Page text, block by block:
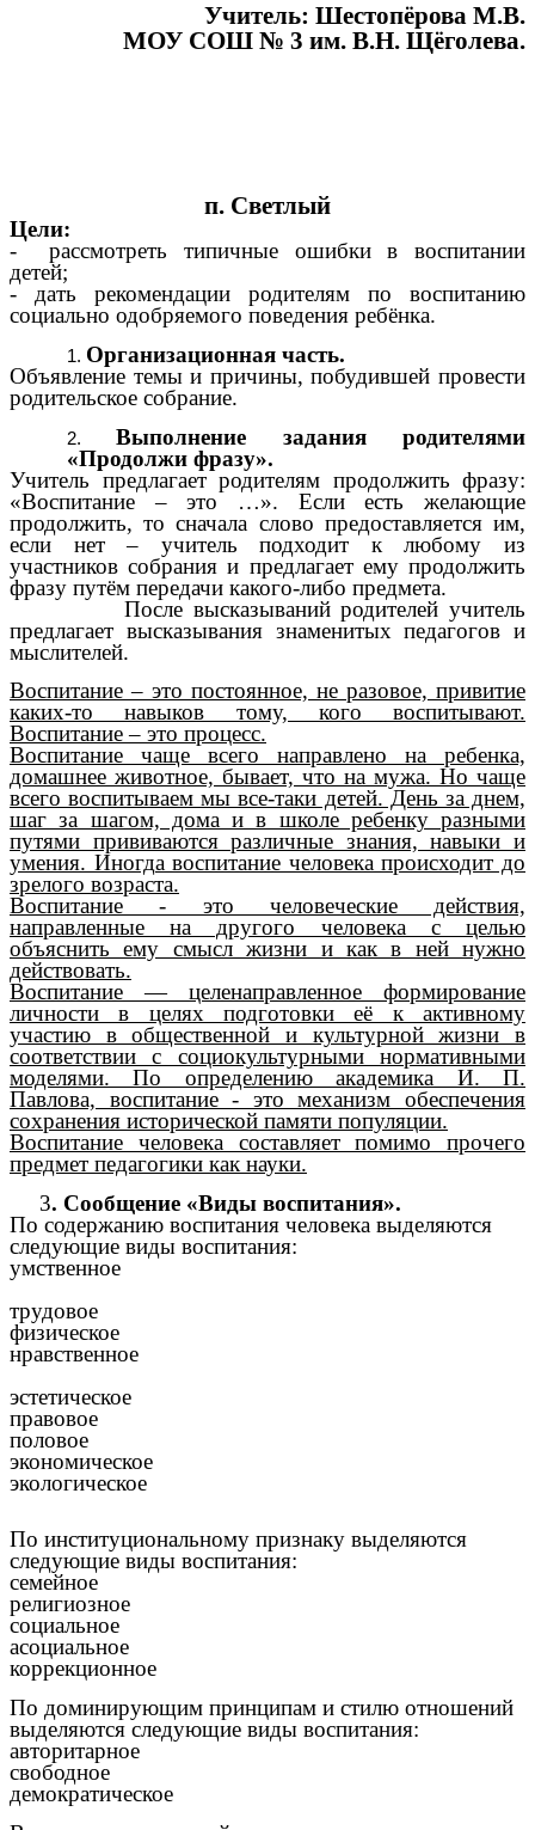
Учитель: Шестопёрова М.В.
МОУ СОШ № 3 им. В.Н. Щёголева.
п. Светлый
Цели:
- рассмотреть типичные ошибки в воспитании
детей;
- дать рекомендации родителям по воспитанию
социально одобряемого поведения ребёнка.
Организационная часть.
Объявление темы и причины, побудившей провести
родительское собрание.
Выполнение задания родителями
«Продолжи фразу».
Учитель предлагает родителям продолжить фразу:
«Воспитание – это …». Если есть желающие
продолжить, то сначала слово предоставляется им,
если нет – учитель подходит к любому из
участников собрания и предлагает ему продолжить
фразу путём передачи какого-либо предмета.
После высказываний родителей учитель
предлагает высказывания знаменитых педагогов и
мыслителей.
Воспитание – это постоянное, не разовое, привитие
каких-то навыков тому, кого воспитывают.
Воспитание – это процесс.
Воспитание чаще всего направлено на ребенка,
домашнее животное, бывает, что на мужа. Но чаще
всего воспитываем мы все-таки детей. День за днем,
шаг за шагом, дома и в школе ребенку разными
путями прививаются различные знания, навыки и
умения. Иногда воспитание человека происходит до
зрелого возраста.
Воспитание - это человеческие действия,
направленные на другого человека с целью
объяснить ему смысл жизни и как в ней нужно
действовать.
Воспитание — целенаправленное формирование
личности в целях подготовки её к активному
участию в общественной и культурной жизни в
соответствии с социокультурными нормативными
моделями. По определению академика И. П.
Павлова, воспитание - это механизм обеспечения
сохранения исторической памяти популяции.
Воспитание человека составляет помимо прочего
предмет педагогики как науки.
3. Сообщение «Виды воспитания».
По содержанию воспитания человека выделяются
следующие виды воспитания:
умственное
трудовое
физическое
нравственное
эстетическое
правовое
половое
экономическое
экологическое
По институциональному признаку выделяются
следующие виды воспитания:
семейное
религиозное
социальное
асоциальное
коррекционное
По доминирующим принципам и стилю отношений
выделяются следующие виды воспитания:
авторитарное
свободное
демократическое